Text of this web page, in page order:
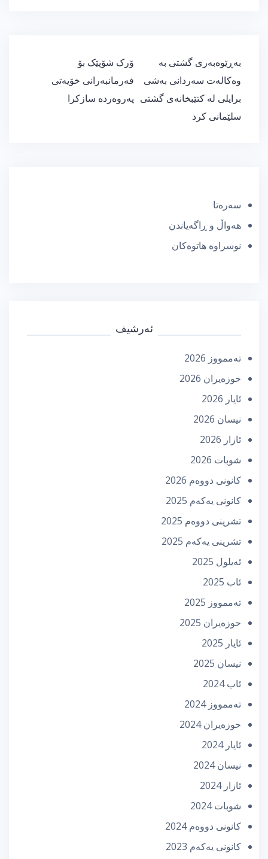
ڕێدۆزیی
بابەت
ۆرک شۆپێک بۆ
فەرمانبەرانی خۆیەتی
پەروەردە سازکرا
بەڕێوەبەری گشتی بە
وەکالەت سەردانی بەشی
برایلی لە کتێبخانەی گشتی
سلێمانی کرد
سەرەتا
هەواڵ و ڕاگەیاندن
نوسراوە هاتوەکان
ئەرشیف
تەممووز 2026
حوزه‌یران 2026
ئایار 2026
نیسان 2026
ئازار 2026
شوبات 2026
كانونی دووه‌م 2026
كانونی یه‌كه‌م 2025
تشرینی دووه‌م 2025
تشرینی یه‌كه‌م 2025
ئه‌یلول 2025
ئاب 2025
تەممووز 2025
حوزه‌یران 2025
ئایار 2025
نیسان 2025
ئاب 2024
تەممووز 2024
حوزه‌یران 2024
ئایار 2024
نیسان 2024
ئازار 2024
شوبات 2024
كانونی دووه‌م 2024
كانونی یه‌كه‌م 2023